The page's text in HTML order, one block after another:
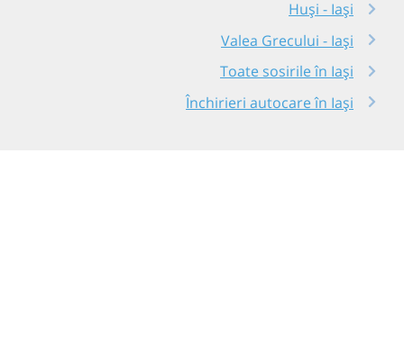
Huși - Iași
Valea Grecului - Iași
Toate sosirile în Iași
Închirieri autocare în Iași